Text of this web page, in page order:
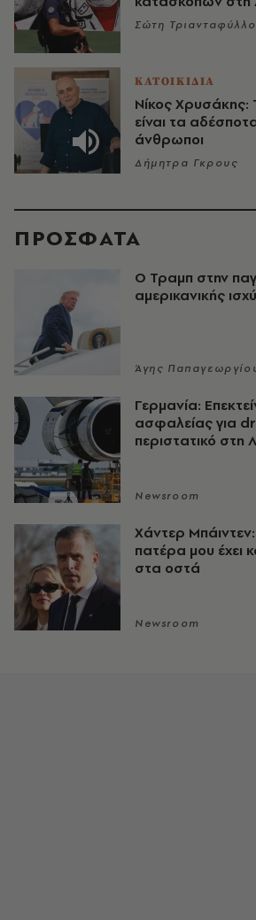
Σώτη
ΚΑΤΟΙΚΙΔΙΑ
Νίκος Χρυσάκης:
είναι τα
άνθρωποι
Δήμητρα Γκρους
ΠΡΟΣΦΑΤΑ
Ο Τραμπ στην
αμερικανικής
Άγης
Γερμανία:
ασφαλείας για
περιστατικό στη
Newsroom
Χάντερ
πατέρα μου έχει
στα οστά
Newsroom